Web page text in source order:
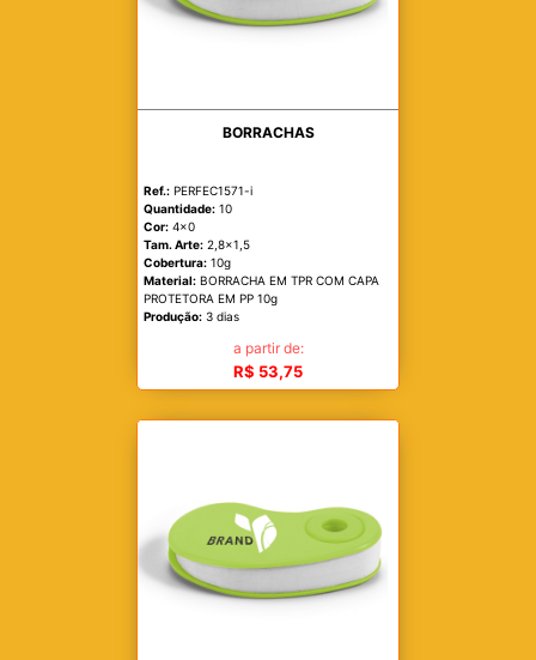
BORRACHAS
Ref.: PERFEC1571-i
Quantidade: 10
Cor: 4x0
Tam. Arte: 2,8x1,5
Cobertura: 10g
Material: BORRACHA EM TPR COM CAPA
PROTETORA EM PP 10g
Produção: 3 dias
a partir de:
R$ 53,75